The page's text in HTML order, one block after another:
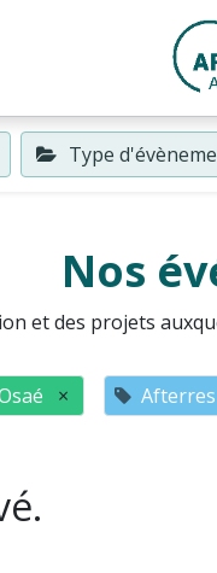
Type
Nos
et des projets
× Afterres